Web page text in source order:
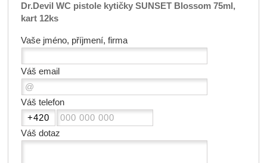
Dr.Devil WC pistole kytičky SUNSET Blossom 75ml,
kart 12ks
Vaše jméno, příjmení, firma
Váš email
Váš telefon
Váš dotaz